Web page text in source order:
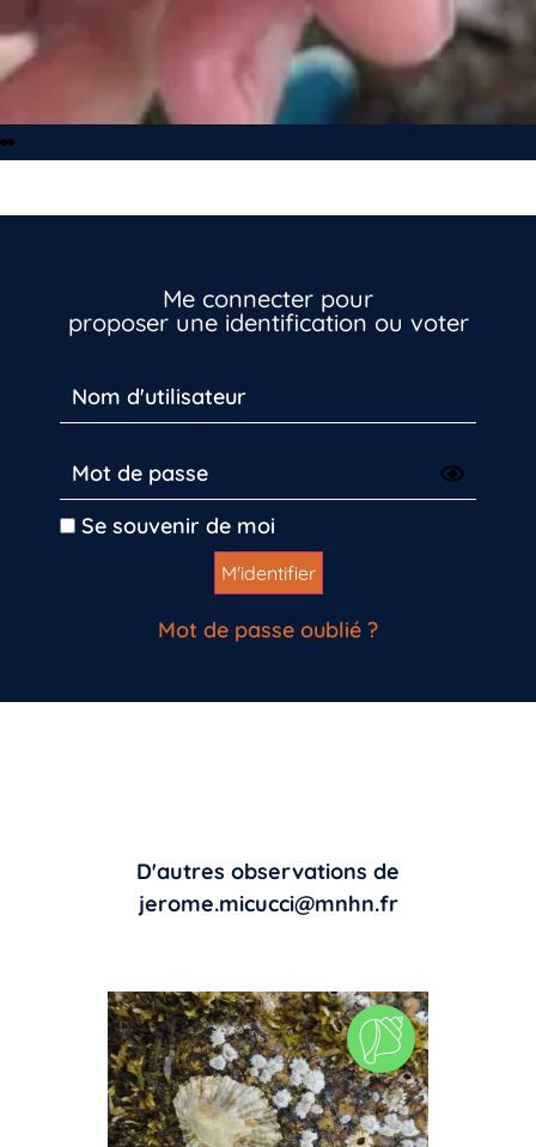
Me connecter pour
proposer une identification ou voter
Se souvenir de moi
Mot de passe oublié ?
D'autres observations de
jerome.micucci@mnhn.fr